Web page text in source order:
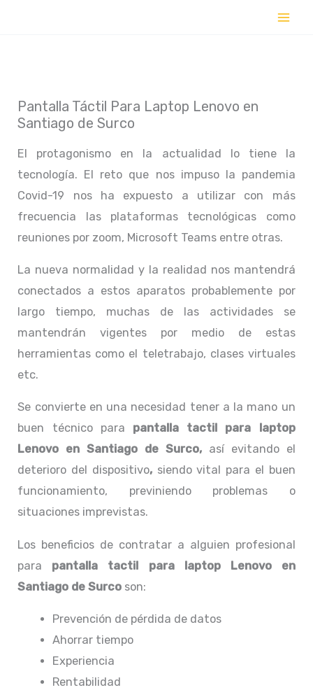
Pantalla Táctil Para Laptop Lenovo en
Santiago de Surco
El protagonismo en la actualidad lo tiene la
tecnología. El reto que nos impuso la pandemia
Covid-19 nos ha expuesto a utilizar con más
frecuencia las plataformas tecnológicas como
reuniones por zoom, Microsoft Teams entre otras.
La nueva normalidad y la realidad nos mantendrá
conectados a estos aparatos probablemente por
largo tiempo, muchas de las actividades se
mantendrán vigentes por medio de estas
herramientas como el teletrabajo, clases virtuales
etc.
Se convierte en una necesidad tener a la mano un
buen técnico para pantalla tactil para laptop
Lenovo en Santiago de Surco, así evitando el
deterioro del dispositivo, siendo vital para el buen
funcionamiento, previniendo problemas o
situaciones imprevistas.
Los beneficios de contratar a alguien profesional
para pantalla tactil para laptop Lenovo
en
Santiago de Surco son:
Prevención de pérdida de datos
Ahorrar tiempo
Experiencia
Rentabilidad